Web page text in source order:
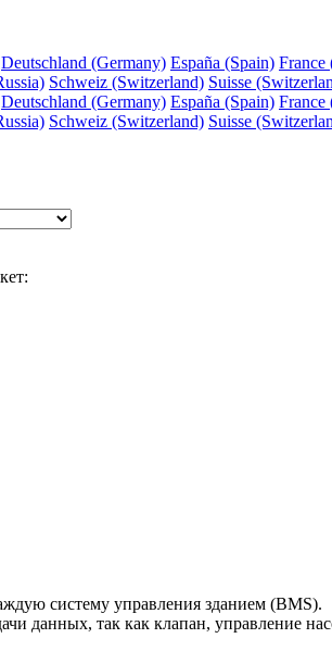
Deutschland (Germany) España (Spain) France
Schweiz (Switzerland) Suisse
Deutschland (Germany) España (Spain) France
Schweiz (Switzerland) Suisse
систему управления зданием (BMS).
данных, так как клапан, управление